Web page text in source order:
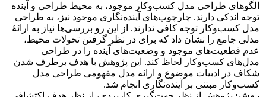
الگوهای طراحی مدل کسب‌وکار موجود، به محیط طراحی و آینده
توجه اندکی دارند. چارچوب‌های آینده‌نگاری موجود نیز، به طراحی
مدل کسب‌وکار توجه کافی ندارند. از این رو بررسی‌ها نیاز به ارائۀ
مدلی جامع را نشان داد که برای در نظر گرفتن تحولات محیط،
عدم قطعیت‌های موجود و وضعیت‌های آینده را در طراحی
مدل‌های کسب‌وکار لحاظ کند. این پژوهش با هدف برطرف شدن
شکاف در ادبیات موضوع و ارائه مدل مفهومی طراحی مدل
کسب‌وکار مبتنی بر آینده‌نگاری انجام شد.